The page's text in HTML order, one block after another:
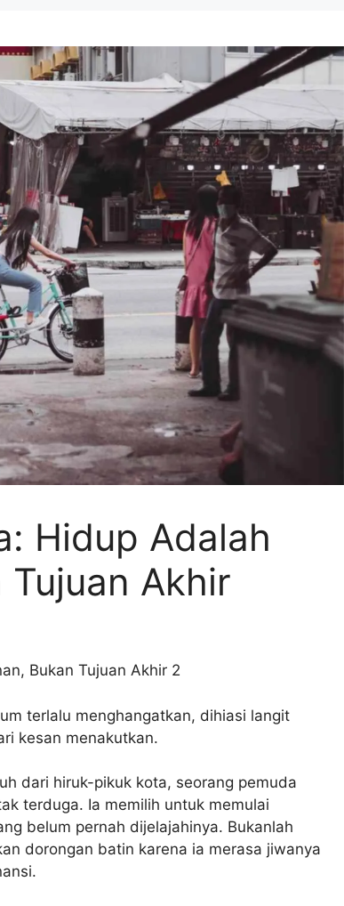
Hidup Adalah
Tujuan Akhir
terlalu menghangatkan, dihiasi langit
kesan menakutkan.
dari hiruk-pikuk kota, seorang pemuda
terduga. Ia memilih untuk memulai
belum pernah dijelajahinya. Bukanlah
dorongan batin karena ia merasa jiwanya